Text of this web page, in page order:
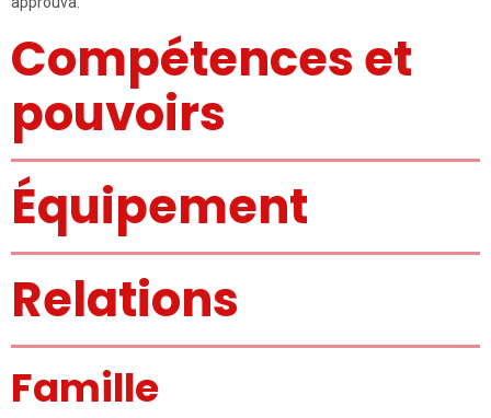
Compétences et
pouvoirs
Équipement
Relations
Famille